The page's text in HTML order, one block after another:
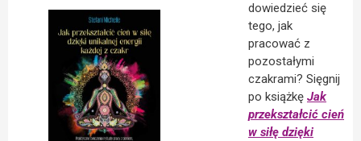
dowiedzieć się
tego, jak
pracować z
pozostałymi
czakrami? Sięgnij
po książkę Jak
przekształcić cień
w siłę dzięki